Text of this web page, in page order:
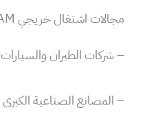
مجالات اشتغال خريجي ENSAM:
– شركات الطيران والسيارات
– المصانع الصناعية الكبرى